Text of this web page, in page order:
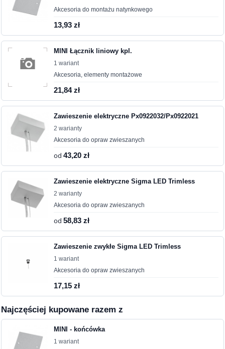
Akcesoria do montażu natynkowego
13,93 zł
MINI Łącznik liniowy kpl.
1 wariant
Akcesoria, elementy montażowe
21,84 zł
Zawieszenie elektryczne Px0922032/Px0922021
2 warianty
Akcesoria do opraw zwieszanych
od43,20 zł
Zawieszenie elektryczne Sigma LED Trimless
2 warianty
Akcesoria do opraw zwieszanych
od58,83 zł
Zawieszenie zwykłe Sigma LED Trimless
1 wariant
Akcesoria do opraw zwieszanych
17,15 zł
Najczęściej kupowane razem z
MINI - końcówka
1 wariant